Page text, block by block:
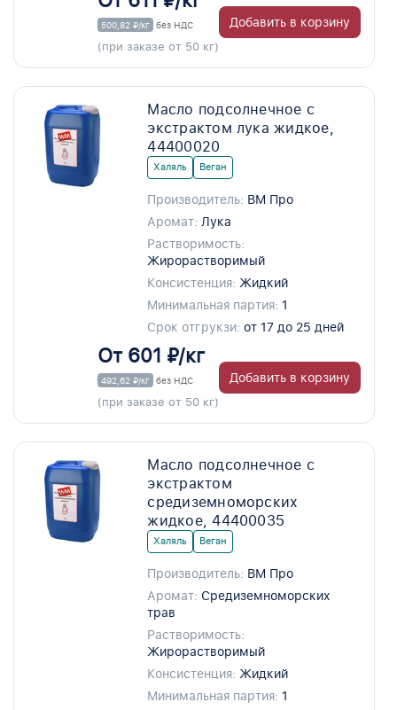
500,82 ₽/кг без НДС
(при заказе от 50 кг)
Добавить в корзину
Масло подсолнечное с
экстрактом лука жидкое,
44400020
Халяль Веган
Производитель: ВМ Про
Аромат: Лука
Растворимость:
Жирорастворимый
Консистенция: Жидкий
Минимальная партия: 1
Срок отгрукзи: от 17 до 25 дней
От 601 ₽/кг
492,62 ₽/кг без НДС
(при заказе от 50 кг)
Добавить в корзину
Масло подсолнечное с
экстрактом
средиземноморских
жидкое, 44400035
Халяль Веган
Производитель: ВМ Про
Аромат: Средиземноморских
трав
Растворимость:
Жирорастворимый
Консистенция: Жидкий
Минимальная партия: 1